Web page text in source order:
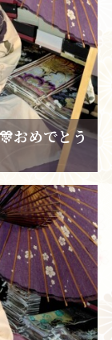
おめでとう